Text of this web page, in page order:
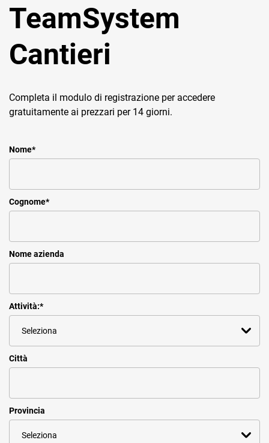
TeamSystem
Cantieri
Completa il modulo di registrazione per accedere
gratuitamente ai prezzari per 14 giorni.
Nome*
Cognome*
Nome azienda
Attività:*
Città
Provincia